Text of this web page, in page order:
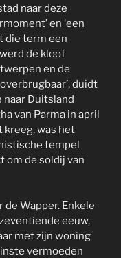
naar deze
en ‘een
die term een
de kloof
en de
duidt
naar Duitsland
van Parma in april
kreeg, was het
tempel
om de soldij van
Wapper. Enkele
eeuw,
met zijn woning
vermoeden